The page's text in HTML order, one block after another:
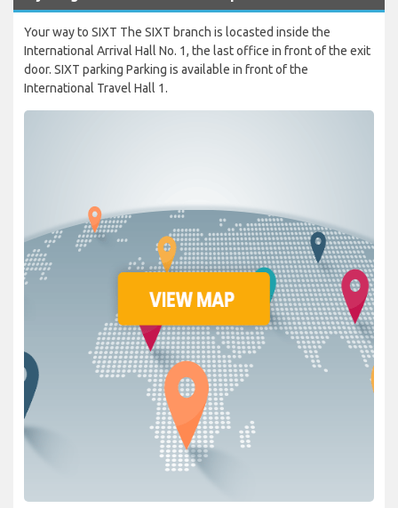
Your way to SIXT The SIXT branch is locasted inside the
International Arrival Hall No. 1, the last office in front of the exit
door. SIXT parking Parking is available in front of the
International Travel Hall 1.